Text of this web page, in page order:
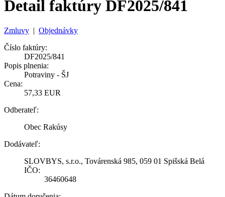
Detail faktúry DF2025/841
Zmluvy | Objednávky
Číslo faktúry:
DF2025/841
Popis plnenia:
Potraviny - ŠJ
Cena:
57,33 EUR
Odberateľ:
Obec Rakúsy
Dodávateľ:
SLOVBYS, s.r.o., Továrenská 985, 059 01 Spišská Belá
IČO:
36460648